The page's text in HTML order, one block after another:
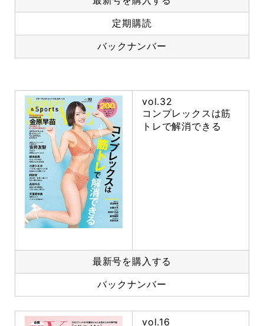
定期購読
バックナンバー
vol.32
コンプレックスは筋
トレで解消できる
最新号を購入する
バックナンバー
vol.16